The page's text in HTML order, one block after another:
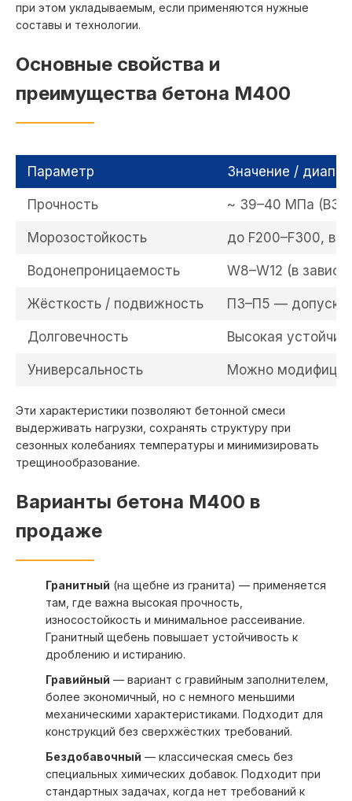
Обухово
Одинцово
Павловский Посад
Первомайское
Петушки
Раменское
Рошаль
Руза
Серпухов
Солнцево
Солнечногорск
Софьино
Ступино
Томилино
Токарево
Тучково
Уваровка
Фрязино
Хотьково
Шаховская
Щелково
Щербинка
Электросталь
Электроугли
Юбилейный
при этом укладываемым, если применяются нужные
составы и технологии.
Основные свойства и
преимущества бетона М400
Параметр Значение /
Прочность ~ 39–40 МПа
Морозостойкость до F200–F300, в
Водонепроницаемость W8–W12 (в
Жёсткость / подвижность П3–П5 —
Долговечность Высокая
Универсальность Можно
Эти характеристики позволяют бетонной смеси
выдерживать нагрузки, сохранять структуру при
сезонных колебаниях температуры и минимизировать
трещинообразование.
Варианты бетона М400 в
продаже
Гранитный (на щебне из гранита) — применяется
там, где важна высокая прочность,
износостойкость и минимальное рассеивание.
Гранитный щебень повышает устойчивость к
дроблению и истиранию.
Гравийный — вариант с гравийным заполнителем,
более экономичный, но с немного меньшими
механическими характеристиками. Подходит для
конструкций без сверхжёстких требований.
Бездобавочный — классическая смесь без
специальных химических добавок. Подходит при
стандартных задачах, когда нет требований к